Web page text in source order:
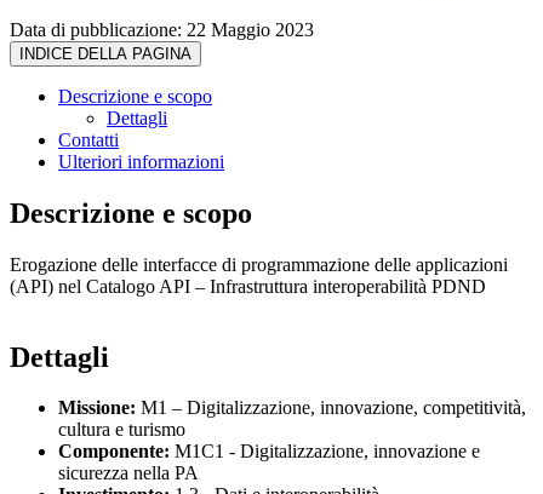
Data di pubblicazione: 22 Maggio 2023
INDICE DELLA PAGINA
Descrizione e scopo
Dettagli
Contatti
Ulteriori informazioni
Descrizione e scopo
Erogazione delle interfacce di programmazione delle applicazioni
(API) nel Catalogo API – Infrastruttura interoperabilità PDND
Dettagli
Missione: M1 – Digitalizzazione, innovazione, competitività,
cultura e turismo
Componente: M1C1 - Digitalizzazione, innovazione e
sicurezza nella PA